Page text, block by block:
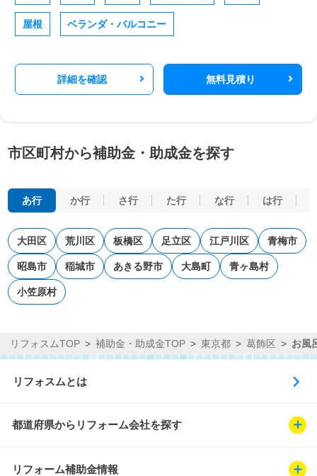
屋根 ベランダ・バルコニー
詳細を確認 無料見積り
市区町村から補助金・助成金を探す
あ行 か行 さ行 た行 な行 は行
大田区 荒川区 板橋区 足立区 江戸川区 青梅市
昭島市 稲城市 あきる野市 大島町 青ヶ島村
小笠原村
リフォスムTOP 補助金・助成金TOP 東京都 葛飾区 お風
リフォスムとは
都道府県からリフォーム会社を探す
リフォーム補助金情報